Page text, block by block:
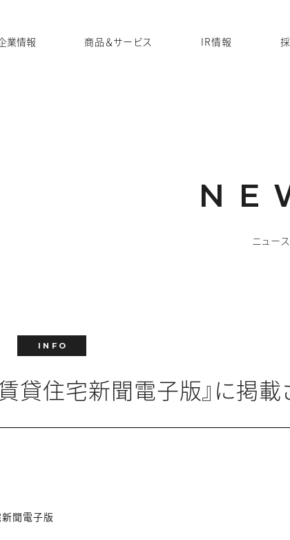
業情報 商品＆サービス IR情報
ニュース
INFO
貸住宅新聞電子版』に掲載
聞電子版